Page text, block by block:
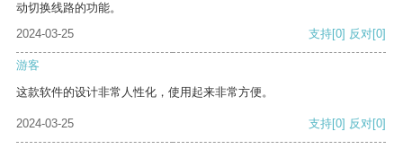
动切换线路的功能。
2024-03-25
支持[0] 反对[0]
游客
这款软件的设计非常人性化，使用起来非常方便。
2024-03-25 支持[0] 反对[0]